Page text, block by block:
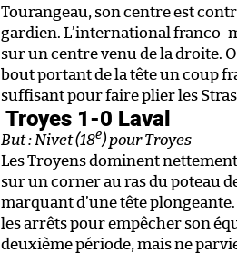
Tourangeau, son centre est
gardien. L’international franco-
sur un centre venu de la droite.
bout portant de la tête un coup
suffisant pour faire plier les
Troyes 1-0 Laval
But : Nivet (18e) pour Troyes
Les Troyens dominent
sur un corner au ras du poteau
marquant d’une tête
les arrêts pour empêcher son
deuxième période, mais ne